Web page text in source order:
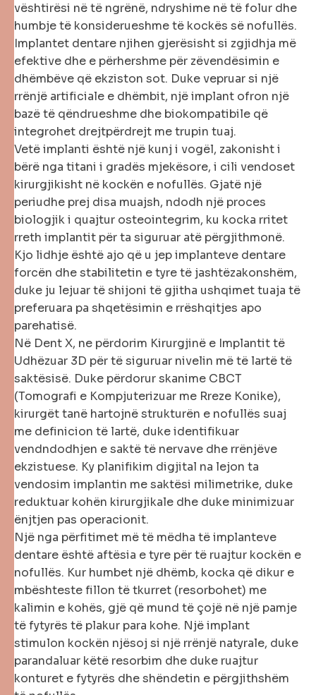
vështirësi në të ngrënë, ndryshime në të folur dhe
humbje të konsiderueshme të kockës së nofullës.
Implantet dentare njihen gjerësisht si zgjidhja më
efektive dhe e përhershme për zëvendësimin e
dhëmbëve që ekziston sot. Duke vepruar si një
rrënjë artificiale e dhëmbit, një implant ofron një
bazë të qëndrueshme dhe biokompatibile që
integrohet drejtpërdrejt me trupin tuaj.
Vetë implanti është një kunj i vogël, zakonisht i
bërë nga titani i gradës mjekësore, i cili vendoset
kirurgjikisht në kockën e nofullës. Gjatë një
periudhe prej disa muajsh, ndodh një proces
biologjik i quajtur osteointegrim, ku kocka rritet
rreth implantit për ta siguruar atë përgjithmonë.
Kjo lidhje është ajo që u jep implanteve dentare
forcën dhe stabilitetin e tyre të jashtëzakonshëm,
duke ju lejuar të shijoni të gjitha ushqimet tuaja të
preferuara pa shqetësimin e rrëshqitjes apo
parehatisë.
Në Dent X, ne përdorim Kirurgjinë e Implantit të
Udhëzuar 3D për të siguruar nivelin më të lartë të
saktësisë. Duke përdorur skanime CBCT
(Tomografi e Kompjuterizuar me Rreze Konike),
kirurgët tanë hartojnë strukturën e nofullës suaj
me definicion të lartë, duke identifikuar
vendndodhjen e saktë të nervave dhe rrënjëve
ekzistuese. Ky planifikim digjital na lejon ta
vendosim implantin me saktësi milimetrike, duke
reduktuar kohën kirurgjikale dhe duke minimizuar
ënjtjen pas operacionit.
Një nga përfitimet më të mëdha të implanteve
dentare është aftësia e tyre për të ruajtur kockën e
nofullës. Kur humbet një dhëmb, kocka që dikur e
mbështeste fillon të tkurret (resorbohet) me
kalimin e kohës, gjë që mund të çojë në një pamje
të fytyrës të plakur para kohe. Një implant
stimulon kockën njësoj si një rrënjë natyrale, duke
parandaluar këtë resorbim dhe duke ruajtur
konturet e fytyrës dhe shëndetin e përgjithshëm